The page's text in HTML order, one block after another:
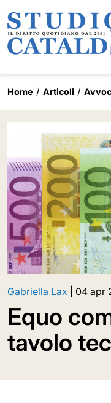
Home Articoli
Gabriella Lax 04 apr
Equo
tavolo